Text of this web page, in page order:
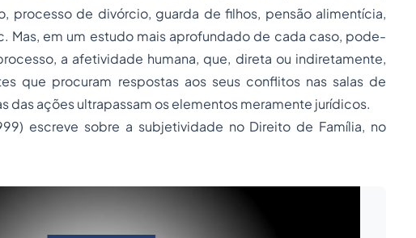
processo de divórcio, guarda de filhos, pensão alimentícia,
Mas, em um estudo mais aprofundado de cada caso, pode-
a afetividade humana, que, direta ou indiretamente,
que procuram respostas aos seus conflitos nas salas de
das ações ultrapassam os elementos meramente jurídicos.
escreve sobre a subjetividade no Direito de Família, no